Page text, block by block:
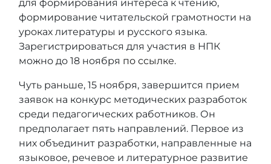
для формирования интереса к чтению,
формирование читательской грамотности на
уроках литературы и русского языка.
Зарегистрироваться для участия в НПК
можно до 18 ноября по ссылке.
Чуть раньше, 15 ноября, завершится прием
заявок на конкурс методических разработок
среди педагогических работников. Он
предполагает пять направлений. Первое из
них объединит разработки, направленные на
языковое, речевое и литературное развитие